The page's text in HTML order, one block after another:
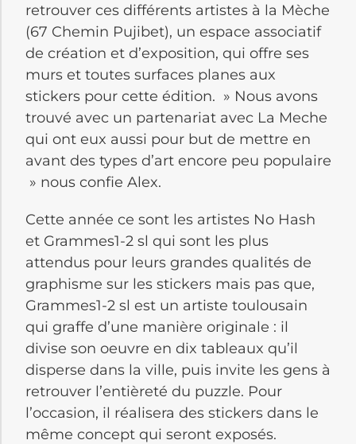
retrouver ces différents artistes à la Mèche
(67 Chemin Pujibet), un espace associatif
de création et d’exposition, qui offre ses
murs et toutes surfaces planes aux
stickers pour cette édition. » Nous avons
trouvé avec un partenariat avec La Meche
qui ont eux aussi pour but de mettre en
avant des types d’art encore peu populaire
» nous confie Alex.
Cette année ce sont les artistes No Hash
et Grammes1-2 sl qui sont les plus
attendus pour leurs grandes qualités de
graphisme sur les stickers mais pas que,
Grammes1-2 sl est un artiste toulousain
qui graffe d’une manière originale : il
divise son oeuvre en dix tableaux qu’il
disperse dans la ville, puis invite les gens à
retrouver l’entièreté du puzzle. Pour
l’occasion, il réalisera des stickers dans le
même concept qui seront exposés.